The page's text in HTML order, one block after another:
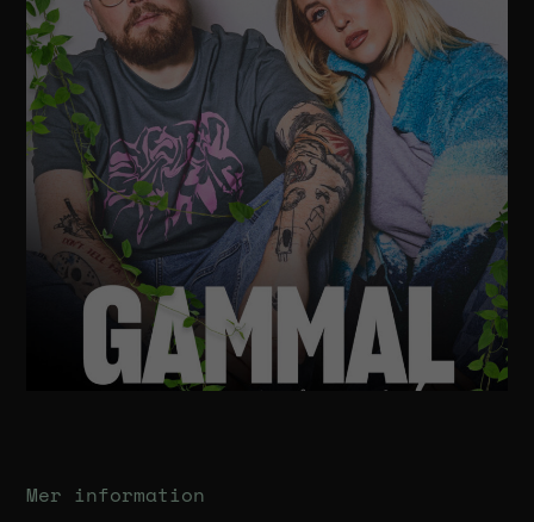
Mer information